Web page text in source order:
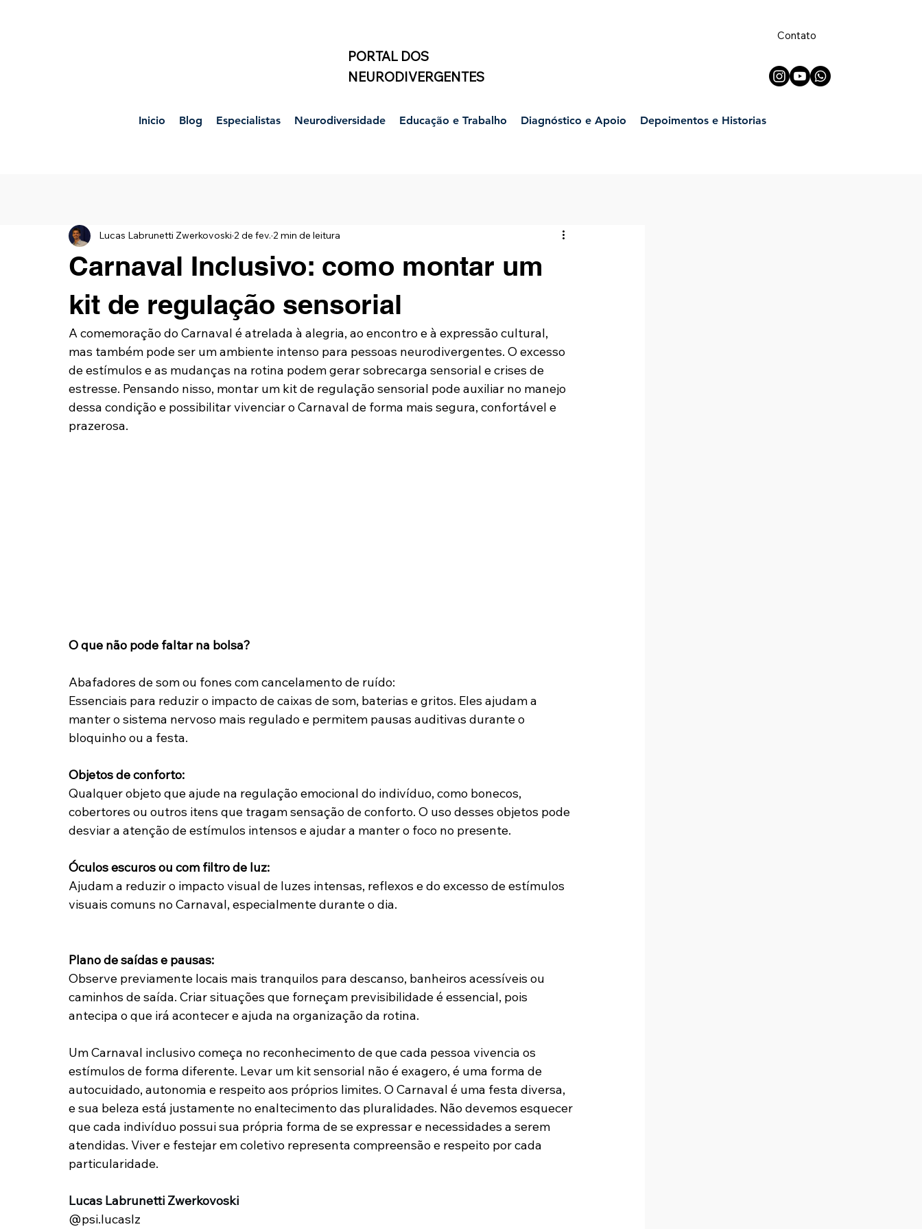
PORTAL DOS
NEURODIVERGENTES
Contato
Inicio Blog Especialistas Neurodiversidade Educação e Trabalho Diagnóstico e Apoio Depoimentos e Historias
Carnaval Inclusivo: como montar um
kit de regulação sensorial
Lucas Labrunetti Zwerkovoski 2 de fev. 2 min de leitura
A comemoração do Carnaval é atrelada à alegria, ao encontro e à expressão cultural,
mas também pode ser um ambiente intenso para pessoas neurodivergentes. O excesso
de estímulos e as mudanças na rotina podem gerar sobrecarga sensorial e crises de
estresse. Pensando nisso, montar um kit de regulação sensorial pode auxiliar no manejo
dessa condição e possibilitar vivenciar o Carnaval de forma mais segura, confortável e
prazerosa.
O que não pode faltar na bolsa?
Abafadores de som ou fones com cancelamento de ruído:
Essenciais para reduzir o impacto de caixas de som, baterias e gritos. Eles ajudam a
manter o sistema nervoso mais regulado e permitem pausas auditivas durante o
bloquinho ou a festa.
Objetos de conforto:
Qualquer objeto que ajude na regulação emocional do indivíduo, como bonecos,
cobertores ou outros itens que tragam sensação de conforto. O uso desses objetos pode
desviar a atenção de estímulos intensos e ajudar a manter o foco no presente.
Óculos escuros ou com filtro de luz:
Ajudam a reduzir o impacto visual de luzes intensas, reflexos e do excesso de estímulos
visuais comuns no Carnaval, especialmente durante o dia.
Plano de saídas e pausas:
Observe previamente locais mais tranquilos para descanso, banheiros acessíveis ou
caminhos de saída. Criar situações que forneçam previsibilidade é essencial, pois
antecipa o que irá acontecer e ajuda na organização da rotina.
Um Carnaval inclusivo começa no reconhecimento de que cada pessoa vivencia os
estímulos de forma diferente. Levar um kit sensorial não é exagero, é uma forma de
autocuidado, autonomia e respeito aos próprios limites. O Carnaval é uma festa diversa,
e sua beleza está justamente no enaltecimento das pluralidades. Não devemos esquecer
que cada indivíduo possui sua própria forma de se expressar e necessidades a serem
atendidas. Viver e festejar em coletivo representa compreensão e respeito por cada
particularidade.
Lucas Labrunetti Zwerkovoski
@psi.lucaslz